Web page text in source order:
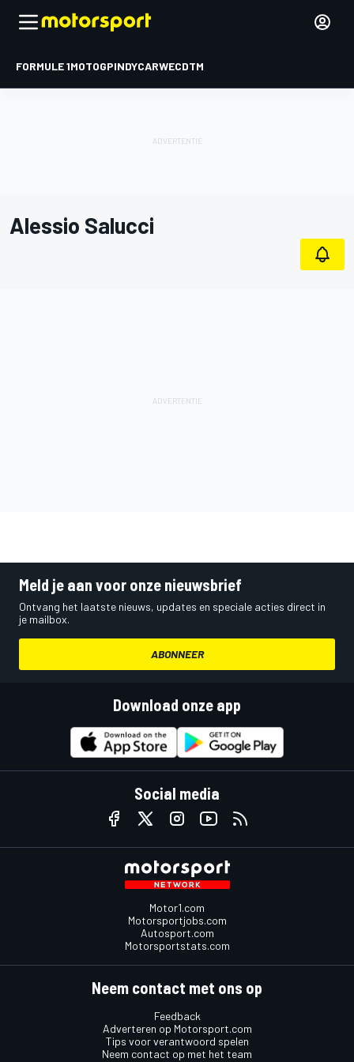
FORMULE 1MOTOGPINDYCARWECDTM
Alessio Salucci
Meld je aan voor onze nieuwsbrief
Ontvang het laatste nieuws, updates en speciale acties direct in
je mailbox.
ABONNEER
Download onze app
Social media
Motor1.com
Motorsportjobs.com
Autosport.com
Motorsportstats.com
Neem contact met ons op
Feedback
Adverteren op Motorsport.com
Tips voor verantwoord spelen
Neem contact op met het team